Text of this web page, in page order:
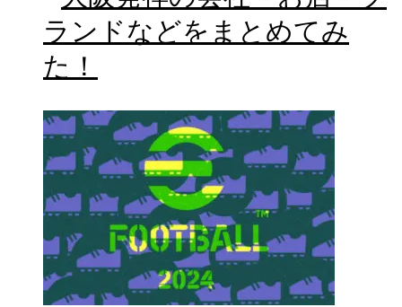
ランドなどをまとめてみ
た！